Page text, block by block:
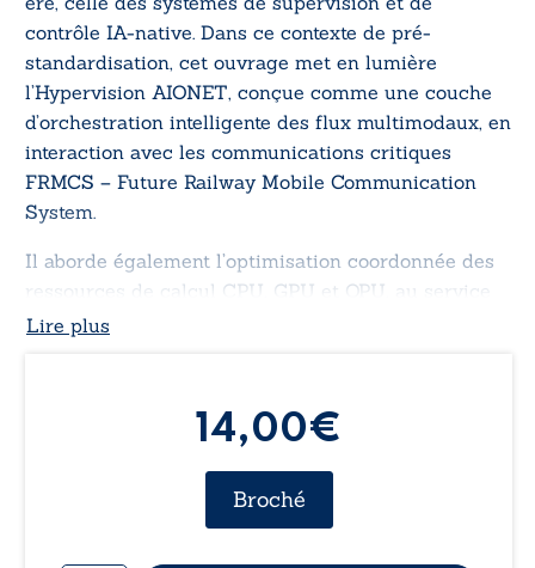
contrôle IA-native. Dans ce contexte de pré-
standardisation, cet ouvrage met en lumière
l’Hypervision AIONET, conçue comme une couche
d’orchestration intelligente des flux multimodaux, en
interaction avec les communications critiques
FRMCS – Future Railway Mobile Communication
System.
Il aborde également l’optimisation coordonnée des
ressources de calcul CPU, GPU et QPU, au service
de la prédiction du trafic, de la classification
intégrée, Nicolas Seynat esquisse les fondations de
réseaux de transport plus résilients, interopérables
et durables, orientés vers la sécurité, la performance
Lire plus
14,00€
Broché